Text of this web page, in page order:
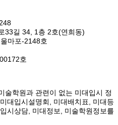
33길 34, 1층 2호(연희동)
마포-2148호
호
술학원과 관련이 없는 미대입시 정
대입시설명회, 미대배치표, 미대등
시상담, 미대정보, 미술학원정보를